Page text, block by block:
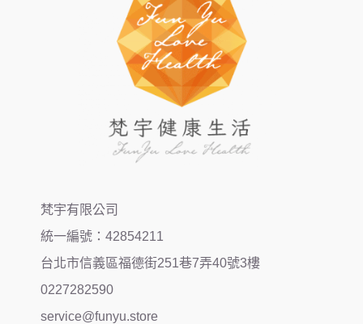
梵宇有限公司
統一編號：42854211
台北市信義區福德街251巷7弄40號3樓
0227282590
service@funyu.store